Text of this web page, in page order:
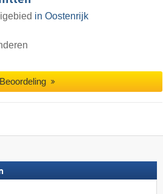
in Oostenrijk
Beoordeling